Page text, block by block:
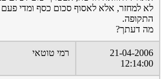
לא למחזר, אלא לאסוף סכום כסף ומדי
התקופה.
מה דעתך?
21-04-2006
12:14:00
רמי טוטאי